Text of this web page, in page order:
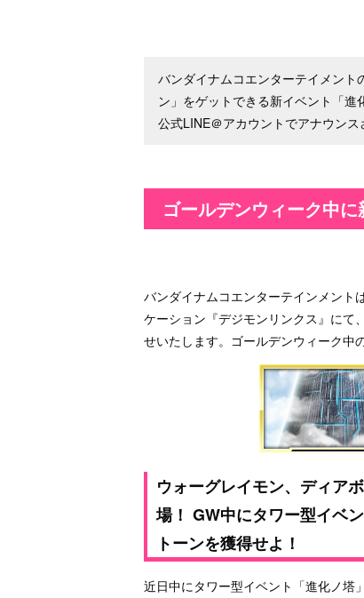
バンダイナムコエンターテイメン
ン」をゲットできる新イベント「
公式LINE＠アカウントでアナウンス
ゴールデンウィーク中
バンダイナムコエンターテインメント
ケーション『デジモンリンクス』にて
せいたします。ゴールデンウィーク中
ウォーグレイモン、ディア
場！ GW中にタワー型イベ
トーンを獲得せよ！
近日中にタワー型イベント「進化ノ塔